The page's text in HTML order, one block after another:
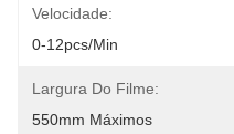
Velocidade:
0-12pcs/min
Largura Do Filme:
550mm Máximos